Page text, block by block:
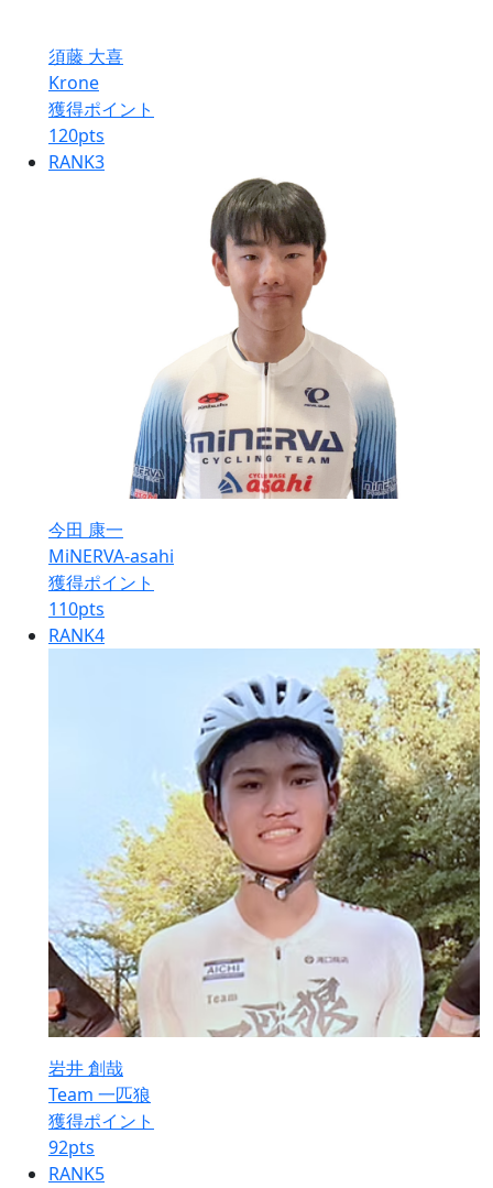
須藤 大喜
Krone
獲得ポイント
120pts
RANK3
今田 康一
MiNERVA-asahi
獲得ポイント
110pts
RANK4
岩井 創哉
Team 一匹狼
獲得ポイント
92pts
RANK5